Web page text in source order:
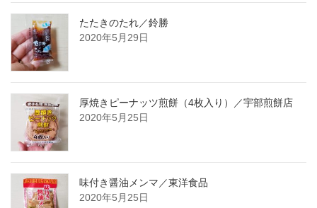
たたきのたれ／鈴勝
2020年5月29日
厚焼きピーナッツ煎餅（4枚入り）／宇部煎餅店
2020年5月25日
味付き醤油メンマ／東洋食品
2020年5月25日